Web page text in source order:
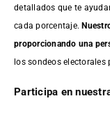
detallados que te
cada porcentaje.
proporcionando una
los sondeos
Participa en